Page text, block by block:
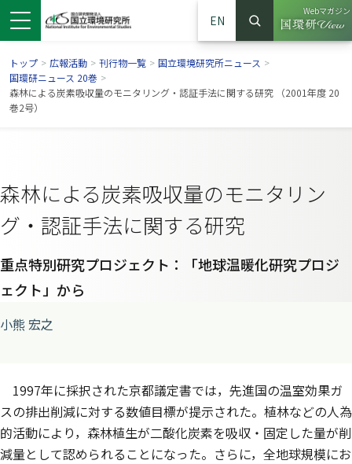
ウで開きます）
ンドウで開きます）
ウインドウで開きます）
EN
サイト内検索
検索
Webマガジン
（別ウイ
トップ > 広報活動 > 刊行物一覧 > 国立環境研究所ニュース >
国環研ニュース 20巻 >
森林による炭素吸収量のモニタリング・認証手法に関する研究 （2001年度 20
巻2号）
森林による炭素吸収量のモニタリン
グ・認証手法に関する研究
重点特別研究プロジェクト：「地球温暖化研究プロジ
ェクト」から
小熊 宏之
1997年に採択された京都議定書では，先進国の温室効果ガ
スの排出削減に対する数値目標が提示された。植林などの人為
的活動により，森林植生が二酸化炭素を吸収・固定した量が削
減量として認められることになった。さらに，全地球規模にお